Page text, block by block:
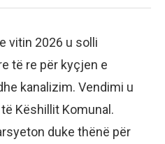
vitin 2026 u solli
të re për kyçjen e
kanalizim. Vendimi u
Këshillit Komunal.
duke thënë për